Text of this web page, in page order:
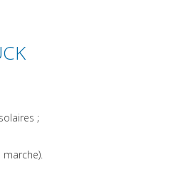
;
marche).